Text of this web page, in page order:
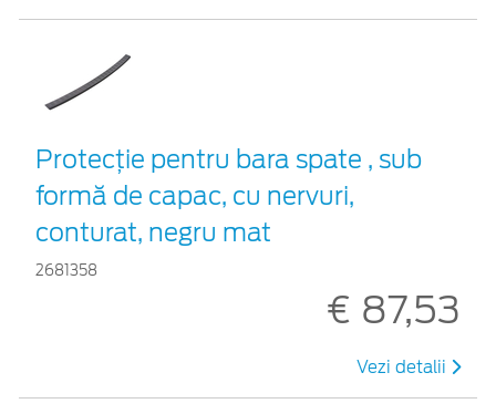
Protecţie pentru bara spate , sub
formă de capac, cu nervuri,
conturat, negru mat
2681358
€ 87,53
Vezi detalii